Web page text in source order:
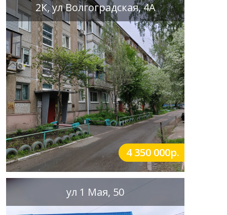
2К, ул Волгоградская, 4А
4 350 000р.
ул 1 Мая, 50